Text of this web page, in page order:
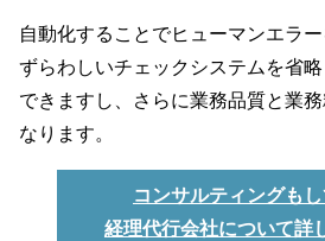
自動化することでヒューマンエラ
ずらわしいチェックシステムを省
できますし、さらに業務品質と業
なります。
コンサルティングも
経理代行会社について詳